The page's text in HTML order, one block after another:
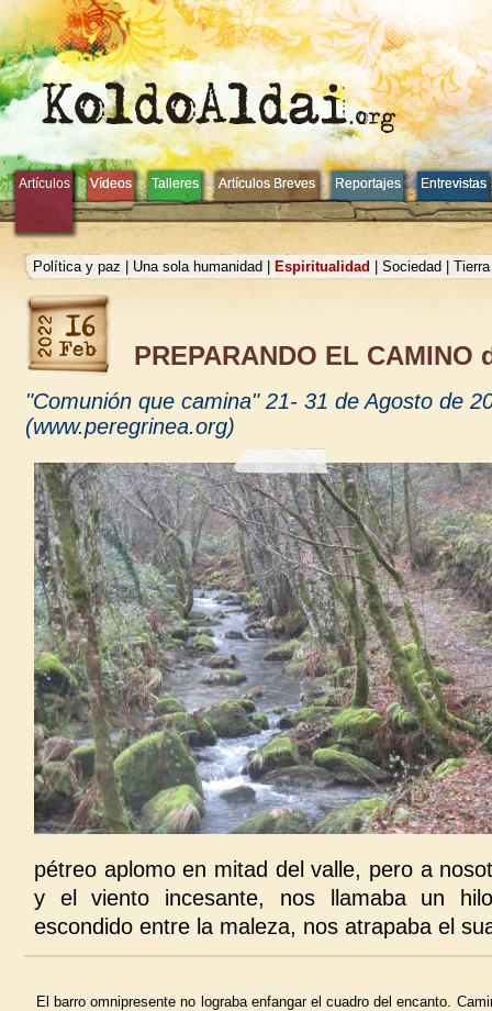
Artículos Vídeos Talleres Artículos Breves Reportajes Entrevistas
Artículos Vídeos Talleres Artículos Breves Reportajes Entrevistas
Política y paz Una sola humanidad Espiritualidad Sociedad
PREPARANDO EL CAMINO
"Comunión que camina" 21- 31 de Agosto de
(www.peregrinea.org)
pétreo aplomo en mitad del valle, pero a
y el viento incesante, nos llamaba un
escondido entre la maleza, nos atrapaba el
El barro omnipresente no lograba enfangar el cuadro del encanto.